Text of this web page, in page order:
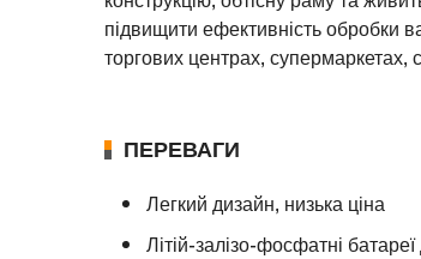
підвищити ефективність обробки
торгових центрах, супермаркетах,
ПЕРЕВАГИ
Легкий дизайн, низька ціна
Літій-залізо-фосфатні батареї